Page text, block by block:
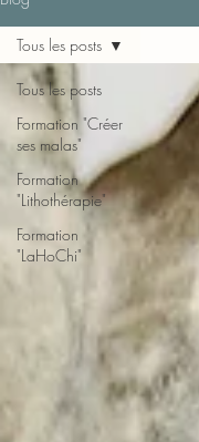
Tous les posts
Formation "Créer
ses malas"
Formation
"Lithothérapie"
Formation
"LaHoChi"
Tous les posts